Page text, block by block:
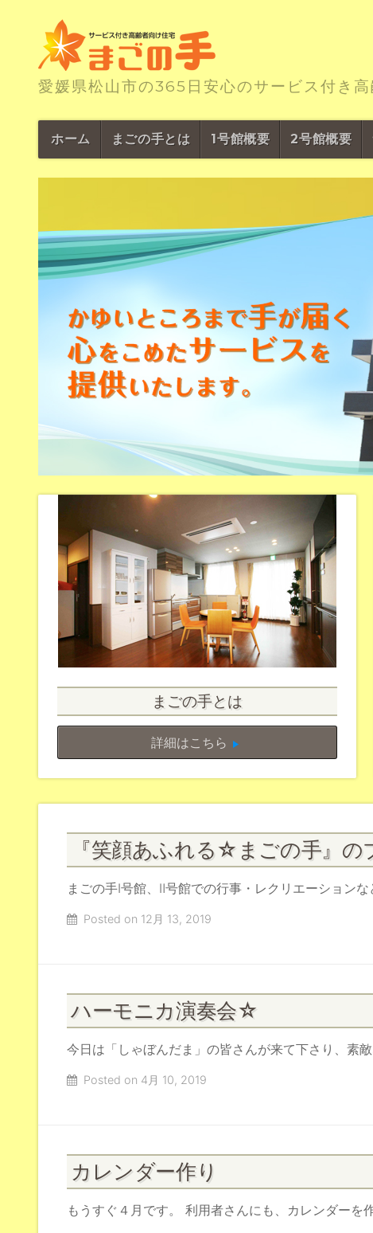
愛媛県松山市の365日安心のサービス付き
ホーム まごの手とは 1号館概要 2号館概要
まごの手とは
詳細はこちら
『笑顔あふれる☆まごの手』の
まごの手Ⅰ号館、Ⅱ号館での行事・レクリエーション
Posted on 12月 13, 2019
ハーモニカ演奏会☆
今日は「しゃぼんだま」の皆さんが来て下さり、素
Posted on 4月 10, 2019
カレンダー作り
もうすぐ４月です。 利用者さんにも、カレンダー